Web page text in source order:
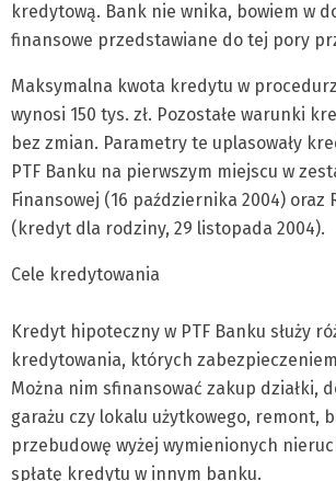
kredytową. Bank nie wnika, bowiem w
finansowe przedstawiane do tej pory
Maksymalna kwota kredytu w
wynosi 150 tys. zł. Pozostałe warunki
bez zmian. Parametry te uplasowały
PTF Banku na pierwszym miejscu w
Finansowej (16 października 2004) oraz
(kredyt dla rodziny, 29 listopada 2004).
Cele kredytowania
Kredyt hipoteczny w PTF Banku służy
kredytowania, których
Można nim sfinansować zakup działki,
garażu czy lokalu użytkowego, remont,
przebudowę wyżej wymienionych
spłatę kredytu w innym banku.